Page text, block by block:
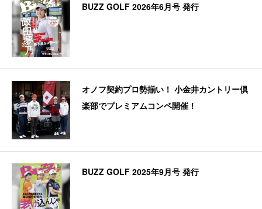
BUZZ GOLF 2026年6月号 発行
オノフ契約プロ勢揃い！ 小金井カントリー倶
楽部でプレミアムコンペ開催！
BUZZ GOLF 2025年9月号 発行